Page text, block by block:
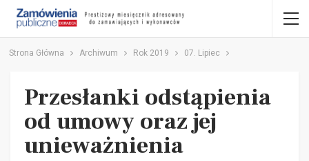
Strona Główna Archiwum Rok 2019 07. Lipiec
Przesłanki odstąpienia
od umowy oraz jej
unieważnienia